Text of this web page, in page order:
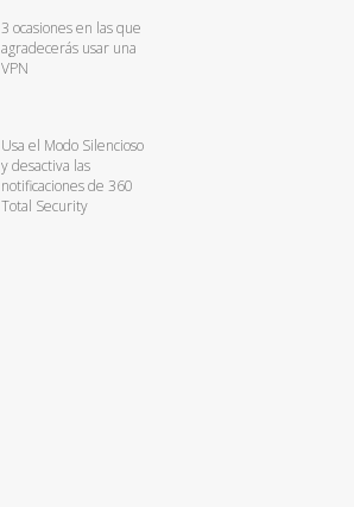
3 ocasiones en las que
agradecerás usar una
VPN
Usa el Modo Silencioso
y desactiva las
notificaciones de 360
Total Security